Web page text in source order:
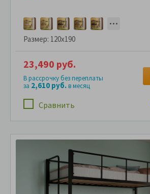
Размер: 120x190
Сравнить
23,490 руб.
В рассрочку без переплаты
за 2,610 руб.в месяц